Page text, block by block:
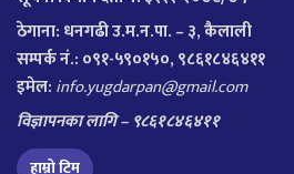
ठेगाना: धनगढी उ.म.न.पा. – ३, कैलाली
सम्पर्क नं.: ०९१-५९०१५०, ९८६१८४६४११
इमेल: info.yugdarpan@gmail.com
विज्ञापनका लागि – ९८६१८४६४११
हाम्रो टिम